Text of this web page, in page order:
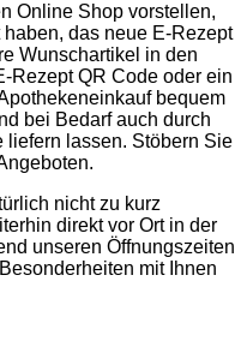
Online Shop vorstellen,
das neue E-Rezept
Wunschartikel in den
Rezept QR Code oder ein
bequem
bei Bedarf auch durch
liefern lassen. Stöbern Sie
nicht zu kurz
direkt vor Ort in der
unseren Öffnungszeiten
mit Ihnen